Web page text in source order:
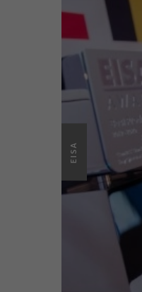
EISA